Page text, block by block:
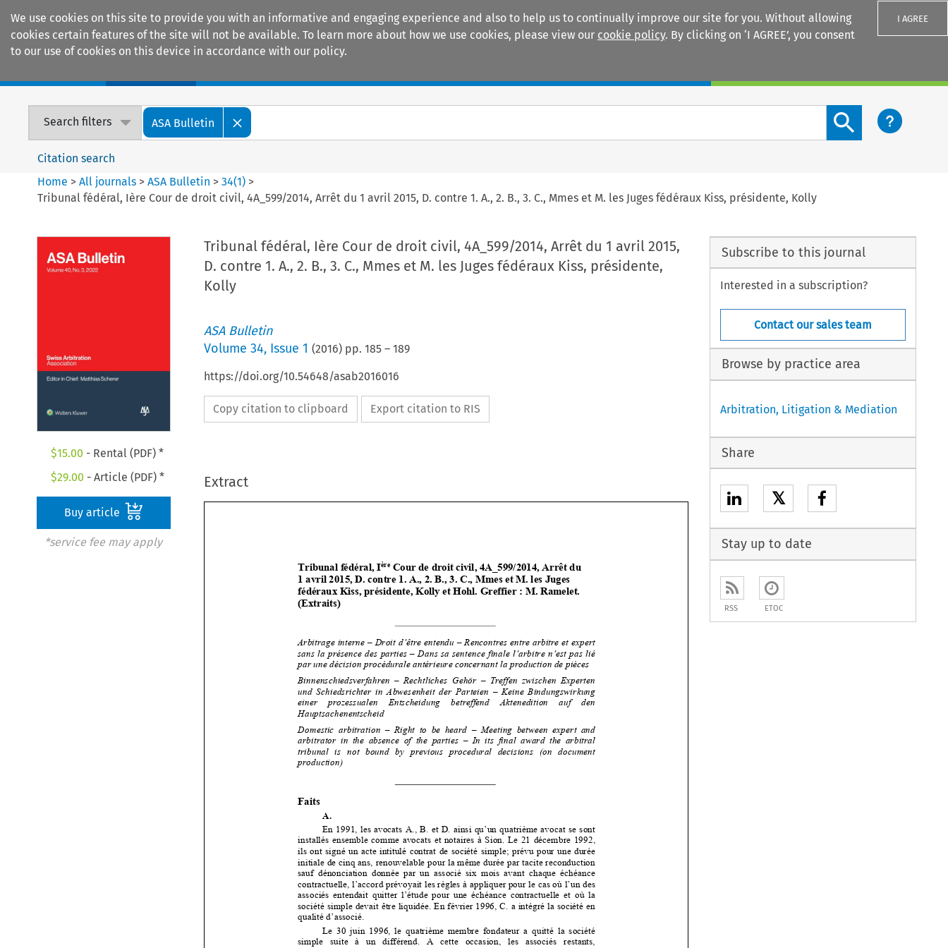
We use cookies on this site to provide you with an informative and engaging experience and also to help us to continually improve our site for you. Without allowing
cookies certain features of the site will not be available. To learn more about how we use cookies, please view our cookie policy. By clicking on ‘I AGREE’, you consent
to our use of cookies on this device in accordance with our policy.
I AGREE
Search filters ASA Bulletin
Search content button
Citation search
Home >All journals >ASA Bulletin >34(1) >
Tribunal fédéral, Ière Cour de droit civil, 4A_599/2014, Arrêt du 1 avril 2015, D. contre 1. A., 2. B., 3. C., Mmes et M. les Juges fédéraux Kiss, présidente, Kolly
$15.00 - Rental (PDF) *
$29.00 - Article (PDF) *
Buy article
*service fee may apply
Tribunal fédéral, Ière Cour de droit civil, 4A_599/2014, Arrêt du 1 avril 2015,
D. contre 1. A., 2. B., 3. C., Mmes et M. les Juges fédéraux Kiss, présidente,
Kolly
ASA Bulletin
Volume 34, Issue 1 (2016) pp. 185– 189
https://doi.org/10.54648/asab2016016
Copy citation to clipboard Export citation to RIS
Extract
  
 
 


 





 

 
 








 
 
 

 
 

 

(Extraits)
sans la présence des parties – Dans sa
sentence finale l’arbitre n’est pas lié
par une décision procédurale antérieure concernant la production de pièces
Binnenschiedsverfahren  –  Rechtliches  Gehör  –  Treffen  zwischen  Experten
und  Schiedsrichter  in  Abwesenheit  der  Parteien  –  Keine  Bindungswirkung
Hauptsachenentscheid
Domestic  arbitration  –  Right  to  be
  heard  –  Meeting  between  expert  and
arbitrator  in  the  absence  of  the  parties  –  In  its  final  award  the  arbitral
tribunal   is   not   bound   by   previous
En 1991, les avocats A., B. et D. ainsi qu’un quatrième avocat se sont
installés  ensemble  comme  avocats  et notaires  à  Sion.  Le  21  décembre  1992,
ils ont signé un acte intitulé contrat de société simple; prévu pour une durée
initiale de cinq ans, renouvelable pour la même durée par tacite reconduction
sauf  dénonciation  donnée  par  un  associé six  mois  avant  chaque  échéance
contractuelle, l’accord prévoyait les règles à appliquer pour le cas où l’un des
associés  entendait  quitter  l’étude  pour une  échéance  contractuelle  et  où  la
société simple devait être liquidée. En février 1996, C. a intégré la société en
qualité d’associé.
Le  30  juin  1996,  le  quatrième  membre  fondateur  a  quitté  la  société
simple   suite   à   un   différend.   A   cette   occasion,   les   associés   restants,
représentés par l’avocat D. qui avait la charge de mener les négociations, ont
signé  avec  le  membre FONDATEUR
  sortant,  le  5  juillet  1996,  une  convention
de sortie.
Subscribe to this journal
Interested in a subscription?
Contact our sales team
Browse by practice area
Arbitration, Litigation & Mediation
Share
𝕏
Stay up to date
RSS ETOC